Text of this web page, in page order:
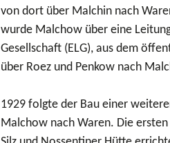
von dort über Malchin nach
wurde Malchow über eine
Gesellschaft (ELG), aus dem
über Roez und Penkow nach
1929 folgte der Bau einer
Malchow nach Waren. Die